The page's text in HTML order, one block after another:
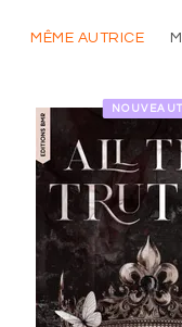
MÊME AUTRICE